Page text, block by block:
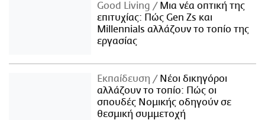
Good Living
Μια νέα οπτική της
επιτυχίας: Πώς Gen Zs και
Millennials αλλάζουν το τοπίο της
εργασίας
Εκπαίδευση
Νέοι δικηγόροι
αλλάζουν το τοπίο: Πώς οι
σπουδές Νομικής οδηγούν σε
θεσμική συμμετοχή